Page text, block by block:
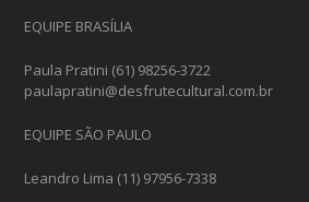
EQUIPE BRASÍLIA
Paula Pratini (61) 98256-3722
paulapratini@desfrutecultural.com.br
EQUIPE SÃO PAULO
Leandro Lima (11) 97956-7338